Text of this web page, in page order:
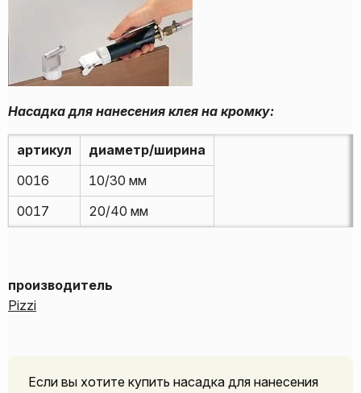
Насадка для нанесения клея на кромку:
артикул
диаметр/ширина
0016
10/30 мм
0017
20/40 мм
производитель
Pizzi
Если вы хотите купить насадка для нанесения